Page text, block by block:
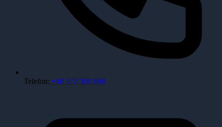
Telefon: +48 572 300 848